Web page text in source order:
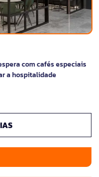
com cafés especiais
a hospitalidade